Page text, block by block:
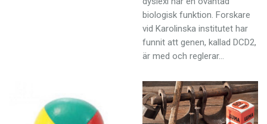
biologisk funktion. Forskare
vid Karolinska institutet har
funnit att genen, kallad DCD2,
är med och reglerar…